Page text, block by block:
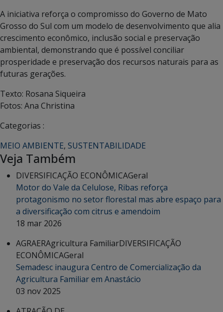
A iniciativa reforça o compromisso do Governo de Mato
Grosso do Sul com um modelo de desenvolvimento que alia
crescimento econômico, inclusão social e preservação
ambiental, demonstrando que é possível conciliar
prosperidade e preservação dos recursos naturais para as
futuras gerações.
Texto: Rosana Siqueira
Fotos: Ana Christina
Categorias :
MEIO AMBIENTE, SUSTENTABILIDADE
Veja Também
DIVERSIFICAÇÃO ECONÔMICAGeral
Motor do Vale da Celulose, Ribas reforça
protagonismo no setor florestal mas abre espaço para
a diversificação com citrus e amendoim
18 mar 2026
AGRAERAgricultura FamiliarDIVERSIFICAÇÃO
ECONÔMICAGeral
Semadesc inaugura Centro de Comercialização da
Agricultura Familiar em Anastácio
03 nov 2025